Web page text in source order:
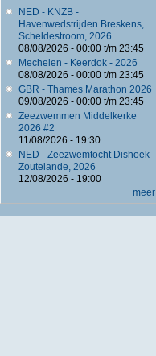
NED - KNZB -
Havenwedstrijden Breskens,
Scheldestroom, 2026
08/08/2026 - 00:00t/m 23:45
Mechelen - Keerdok - 2026
08/08/2026 - 00:00t/m 23:45
GBR - Thames Marathon 2026
09/08/2026 - 00:00t/m 23:45
Zeezwemmen Middelkerke
2026 #2
11/08/2026 - 19:30
NED - Zeezwemtocht Dishoek -
Zoutelande, 2026
12/08/2026 - 19:00
meer